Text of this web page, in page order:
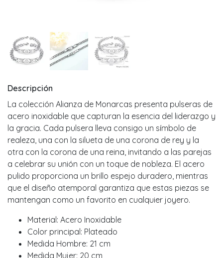
Descripción
La colección Alianza de Monarcas presenta pulseras de
acero inoxidable que capturan la esencia del liderazgo y
la gracia. Cada pulsera lleva consigo un símbolo de
realeza, una con la silueta de una corona de rey y la
otra con la corona de una reina, invitando a las parejas
a celebrar su unión con un toque de nobleza. El acero
pulido proporciona un brillo espejo duradero, mientras
que el diseño atemporal garantiza que estas piezas se
mantengan como un favorito en cualquier joyero.
Material: Acero Inoxidable
Color principal: Plateado
Medida Hombre: 21 cm
Medida Mujer: 20 cm